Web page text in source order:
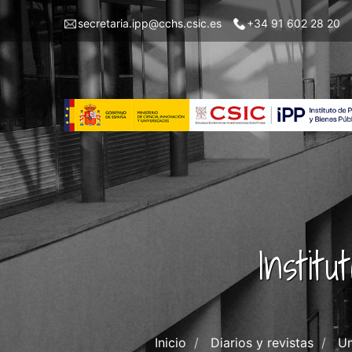
Pasar
contenido
principal
Menu
IPP
secretaria.ipp@cchs.csic.es +34 91 602 28 20
Inicio Diarios y revistas